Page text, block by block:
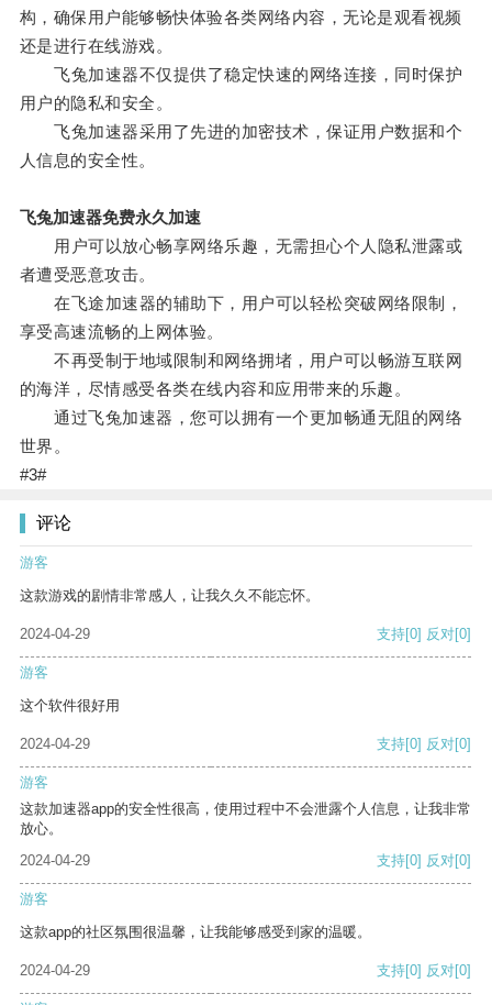
构，确保用户能够畅快体验各类网络内容，无论是观看视频
还是进行在线游戏。
飞兔加速器不仅提供了稳定快速的网络连接，同时保护
用户的隐私和安全。
飞兔加速器采用了先进的加密技术，保证用户数据和个
人信息的安全性。
飞兔加速器免费永久加速
用户可以放心畅享网络乐趣，无需担心个人隐私泄露或
者遭受恶意攻击。
在飞途加速器的辅助下，用户可以轻松突破网络限制，
享受高速流畅的上网体验。
不再受制于地域限制和网络拥堵，用户可以畅游互联网
的海洋，尽情感受各类在线内容和应用带来的乐趣。
通过飞兔加速器，您可以拥有一个更加畅通无阻的网络
世界。
#3#
评论
游客
这款游戏的剧情非常感人，让我久久不能忘怀。
2024-04-29 支持[0] 反对[0]
游客
这个软件很好用
2024-04-29 支持[0] 反对[0]
游客
这款加速器app的安全性很高，使用过程中不会泄露个人信息，让我非常
放心。
2024-04-29
支持[0] 反对[0]
游客
这款app的社区氛围很温馨，让我能够感受到家的温暖。
2024-04-29 支持[0] 反对[0]